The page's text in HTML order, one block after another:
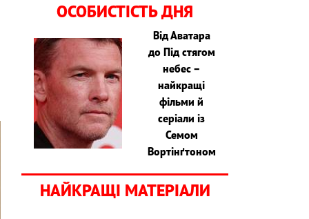
ОСОБИСТІСТЬ ДНЯ
Від Аватара
до Під стягом
небес –
найкращі
фільми й
серіали із
Семом
Вортінґтоном
НАЙКРАЩІ МАТЕРІАЛИ